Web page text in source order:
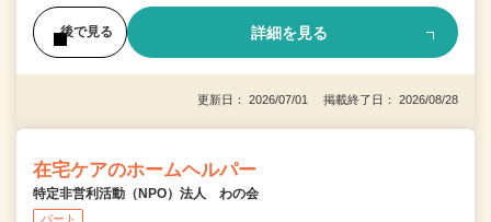
後で見る 詳細を見る
更新日： 2026/07/01 掲載終了日： 2026/08/28
在宅ケアのホームヘルパー
特定非営利活動（NPO）法人 わの会
パート